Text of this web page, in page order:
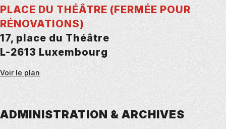
PLACE DU THÉÂTRE (FERMÉE POUR
RÉNOVATIONS)
17, place du Théâtre
L-2613 Luxembourg
Voir le plan
ADMINISTRATION & ARCHIVES